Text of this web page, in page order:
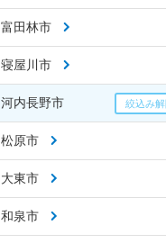
富田林市
寝屋川市
河内長野市
松原市
大東市
和泉市